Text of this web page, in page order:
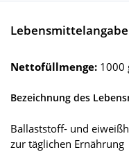
Nettofüllmenge: 1000
Bezeichnung des
Ballaststoff- und
zur täglichen Ernährung